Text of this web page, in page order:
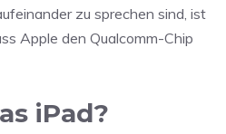
zu sprechen sind, ist
Apple den Qualcomm-Chip
iPad?